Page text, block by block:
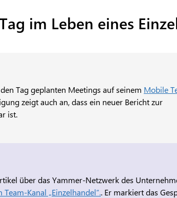
im Leben eines
Tag geplanten Meetings auf seinem Mobile
zeigt auch an, dass ein neuer Bericht zur
ist.
über das Yammer-Netzwerk des
Kanal „Einzelhandel“.. Er markiert das